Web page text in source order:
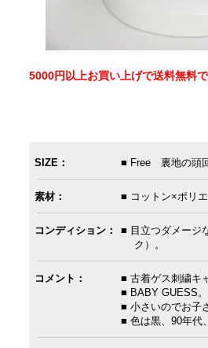
5000円以上お買い上げで送料無料
SIZE： ■ Free 裏地の頭
素材： ■ コットン×ポリ
コンディション：
■ 目立つダメージ
ク）。
コメント：
■ 古着ゲス刺繍キ
■ BABY GUESS。
■ 小さいのでお子
■ 色は黒、90年代